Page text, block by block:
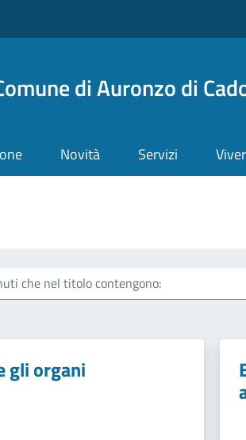
di Auronzo di
Novità Servizi
di pane
che nel titolo contengono:
gli organi